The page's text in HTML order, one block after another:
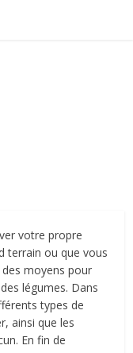
votre propre
terrain ou que vous
moyens pour
légumes. Dans
types de
ainsi que les
En fin de